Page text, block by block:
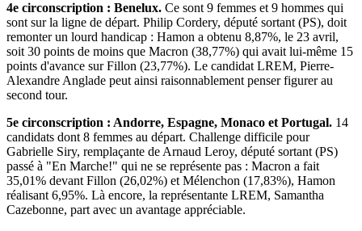
4e circonscription : Benelux. Ce sont 9 femmes et 9 hommes qui
sont sur la ligne de départ. Philip Cordery, député sortant (PS), doit
remonter un lourd handicap : Hamon a obtenu 8,87%, le 23 avril,
soit 30 points de moins que Macron (38,77%) qui avait lui-même 15
points d'avance sur Fillon (23,77%). Le candidat LREM, Pierre-
Alexandre Anglade peut ainsi raisonnablement penser figurer au
second tour.
5e circonscription : Andorre, Espagne, Monaco et Portugal. 14
candidats dont 8 femmes au départ. Challenge difficile pour
Gabrielle Siry, remplaçante de Arnaud Leroy, député sortant (PS)
passé à "En Marche!" qui ne se représente pas : Macron a fait
35,01% devant Fillon (26,02%) et Mélenchon (17,83%), Hamon
réalisant 6,95%. Là encore, la représentante LREM, Samantha
Cazebonne, part avec un avantage appréciable.